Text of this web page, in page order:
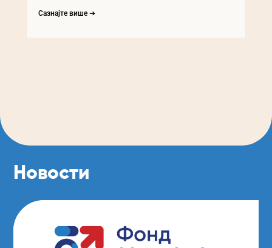
Сазнајте више ➔
Новости